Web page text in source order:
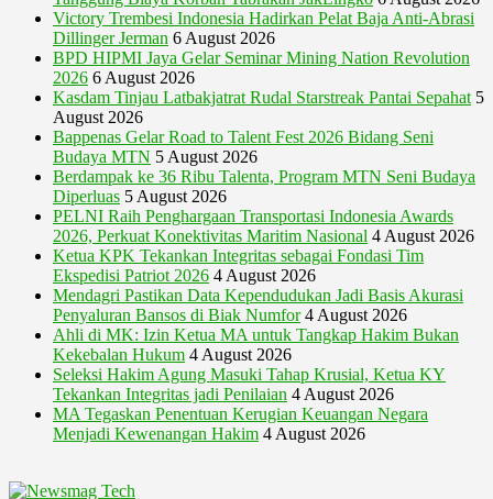
Victory Trembesi Indonesia Hadirkan Pelat Baja Anti-Abrasi
Dillinger Jerman 6 August 2026
BPD HIPMI Jaya Gelar Seminar Mining Nation Revolution
2026 6 August 2026
Kasdam Tinjau Latbakjatrat Rudal Starstreak Pantai Sepahat 5
August 2026
Bappenas Gelar Road to Talent Fest 2026 Bidang Seni
Budaya MTN 5 August 2026
Berdampak ke 36 Ribu Talenta, Program MTN Seni Budaya
Diperluas 5 August 2026
PELNI Raih Penghargaan Transportasi Indonesia Awards
2026, Perkuat Konektivitas Maritim Nasional 4 August 2026
Ketua KPK Tekankan Integritas sebagai Fondasi Tim
Ekspedisi Patriot 2026 4 August 2026
Mendagri Pastikan Data Kependudukan Jadi Basis Akurasi
Penyaluran Bansos di Biak Numfor 4 August 2026
Ahli di MK: Izin Ketua MA untuk Tangkap Hakim Bukan
Kekebalan Hukum 4 August 2026
Seleksi Hakim Agung Masuki Tahap Krusial, Ketua KY
Tekankan Integritas jadi Penilaian 4 August 2026
MA Tegaskan Penentuan Kerugian Keuangan Negara
Menjadi Kewenangan Hakim 4 August 2026